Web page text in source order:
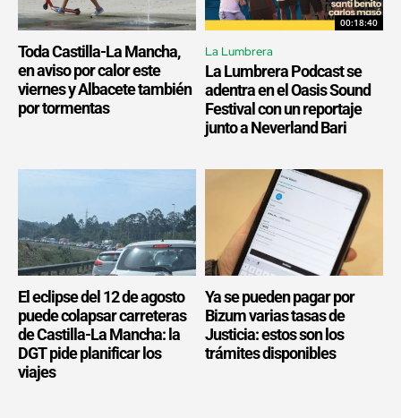
Toda Castilla-La Mancha,
en aviso por calor este
viernes y Albacete también
por tormentas
00:18:40
La Lumbrera
La Lumbrera Podcast se
adentra en el Oasis Sound
Festival con un reportaje
junto a Neverland Bari
El eclipse del 12 de agosto
puede colapsar carreteras
de Castilla-La Mancha: la
DGT pide planificar los
viajes
Ya se pueden pagar por
Bizum varias tasas de
Justicia: estos son los
trámites disponibles